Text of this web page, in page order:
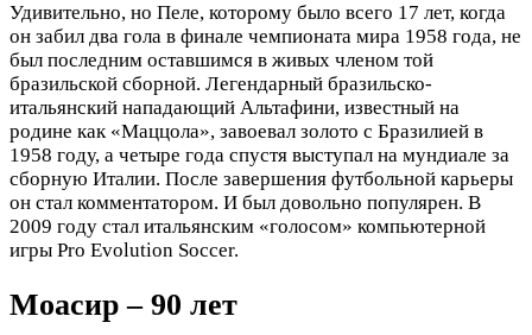
Удивительно, но Пеле, которому было всего 17 лет, когда
он забил два гола в финале чемпионата мира 1958 года, не
был последним оставшимся в живых членом той
бразильской сборной. Легендарный бразильско-
итальянский нападающий Альтафини, известный на
родине как «Маццола», завоевал золото с Бразилией в
1958 году, а четыре года спустя выступал на мундиале за
сборную Италии. После завершения футбольной карьеры
он стал комментатором. И был довольно популярен. В
2009 году стал итальянским «голосом» компьютерной
игры Pro Evolution Soccer.
Моасир – 90 лет